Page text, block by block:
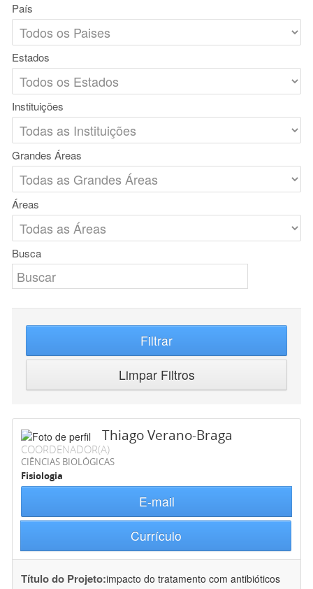
País
Estados
Instituições
Grandes Áreas
Áreas
Busca
Filtrar
Limpar Filtros
Thiago Verano-Braga
COORDENADOR(A)
CIÊNCIAS BIOLÓGICAS
Fisiologia
E-mail
Currículo
Título do Projeto:impacto do tratamento com antibióticos